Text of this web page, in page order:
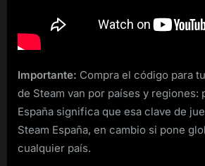
Importante: Compra el código para
de Steam van por países y regiones:
España significa que esa clave de
Steam España, en cambio si pone
cualquier país.